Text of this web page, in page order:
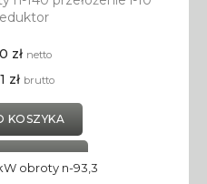
zł netto
zł brutto
KOSZYKA
SCHOWKA